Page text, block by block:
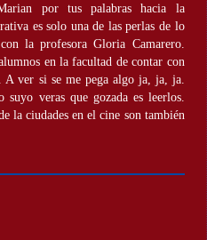
por tus palabras hacia la
es solo una de las perlas de lo
la profesora Gloria Camarero.
en la facultad de contar con
A ver si se me pega algo ja, ja, ja.
suyo veras que gozada es leerlos.
la ciudades en el cine son también